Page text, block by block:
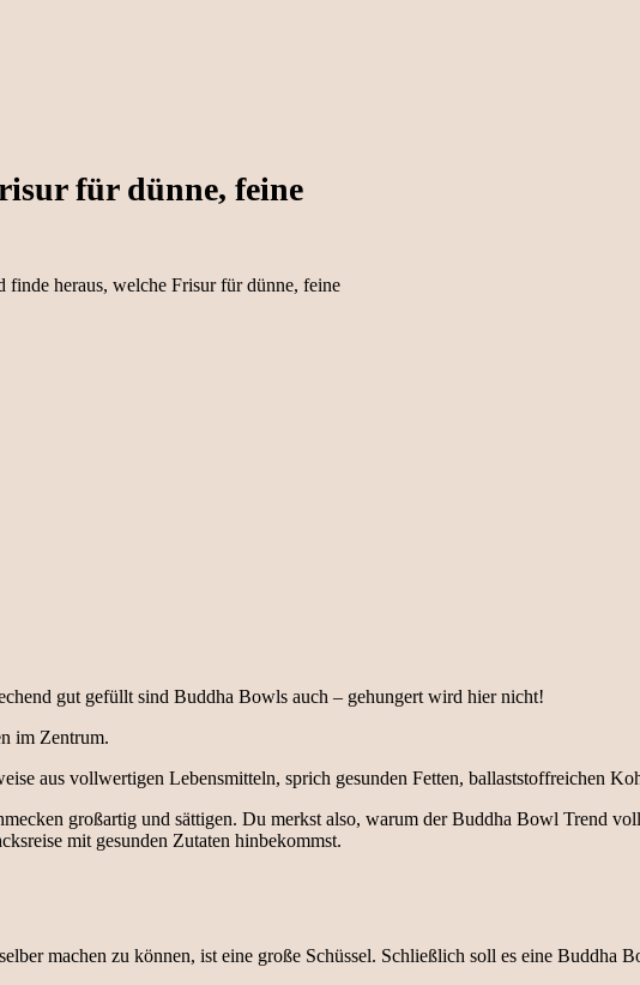
für dünne, feine
finde heraus, welche Frisur für dünne, feine
gut gefüllt sind Buddha Bowls auch – gehungert wird hier nicht!
im Zentrum.
aus vollwertigen Lebensmitteln, sprich gesunden Fetten, ballaststoffreichen
großartig und sättigen. Du merkst also, warum der Buddha Bowl Trend
mit gesunden Zutaten hinbekommst.
machen zu können, ist eine große Schüssel. Schließlich soll es eine Buddha